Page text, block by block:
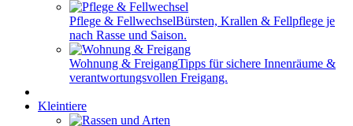
Pflege & FellwechselBürsten, Krallen & Fellpflege je
nach Rasse und Saison.
Wohnung & FreigangTipps für sichere Innenräume &
verantwortungsvollen Freigang.
Kleintiere